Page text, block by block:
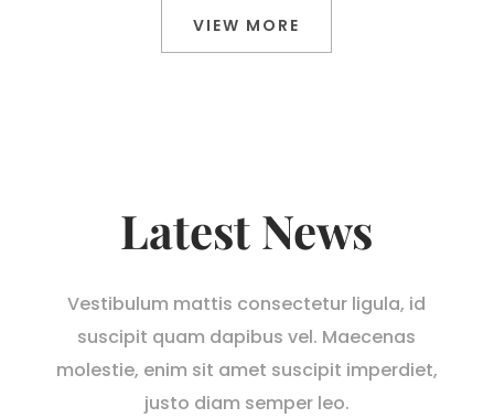
VIEW MORE
Latest News
Vestibulum mattis consectetur ligula, id
suscipit quam dapibus vel. Maecenas
molestie, enim sit amet suscipit imperdiet,
justo diam semper leo.